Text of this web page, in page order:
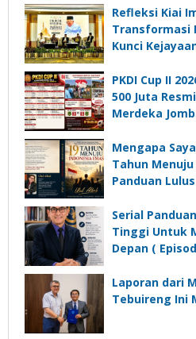
Refleksi Kiai
Transformasi
Kunci
PKDI Cup II
500 Juta
Merdeka
Komunikasi
Desa
Mengapa
Tahun Menuju
Panduan
Depan”?
Serial
Tinggi Untuk
Depan (
Laporan dari
Tebuireng Ini